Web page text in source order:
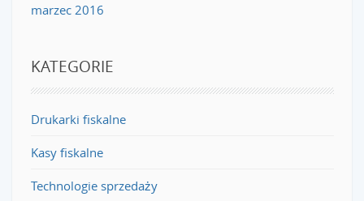
marzec 2016
KATEGORIE
Drukarki fiskalne
Kasy fiskalne
Technologie sprzedaży